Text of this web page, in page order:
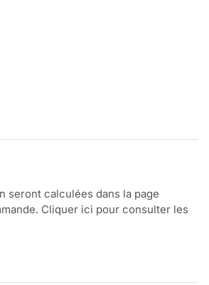
seront calculées dans la page
Cliquer ici pour consulter les